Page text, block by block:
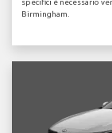
specifici è necessario
Birmingham.